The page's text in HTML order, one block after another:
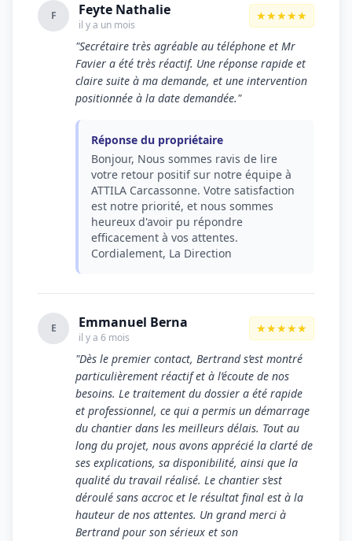
F Feyte Nathalie
il y a un mois
★★★★★
"Secrétaire très agréable au téléphone et Mr
Favier a été très réactif. Une réponse rapide et
claire suite à ma demande, et une intervention
positionnée à la date demandée."
Réponse du propriétaire
Bonjour, Nous sommes ravis de lire
votre retour positif sur notre équipe à
ATTILA Carcassonne. Votre satisfaction
est notre priorité, et nous sommes
heureux d'avoir pu répondre
efficacement à vos attentes.
Cordialement, La Direction
E Emmanuel Berna
il y a 6 mois
★★★★★
"Dès le premier contact, Bertrand s’est montré
particulièrement réactif et à l’écoute de nos
besoins. Le traitement du dossier a été rapide
et professionnel, ce qui a permis un démarrage
du chantier dans les meilleurs délais. Tout au
long du projet, nous avons apprécié la clarté de
ses explications, sa disponibilité, ainsi que la
qualité du travail réalisé. Le chantier s’est
déroulé sans accroc et le résultat final est à la
hauteur de nos attentes. Un grand merci à
Bertrand pour son sérieux et son